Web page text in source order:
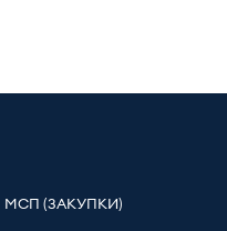
МСП (ЗАКУПКИ)